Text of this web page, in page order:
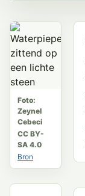
Foto:
Zeynel
Cebeci
CC BY-
SA 4.0
Bron